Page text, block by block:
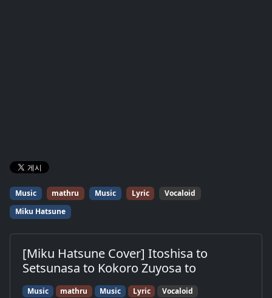
Music mathru Music Lyric
Vocaloid
Miku Hatsune
[Miku Hatsune Cover] Itoshisa to
Setsunasa to Kokoro Zuyosa to
Music mathru Music Lyric
Vocaloid